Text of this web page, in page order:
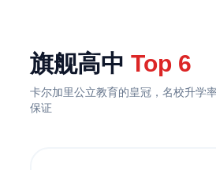
旗舰高中Top 6
卡尔加里公立教育的皇冠，名校升学
保证